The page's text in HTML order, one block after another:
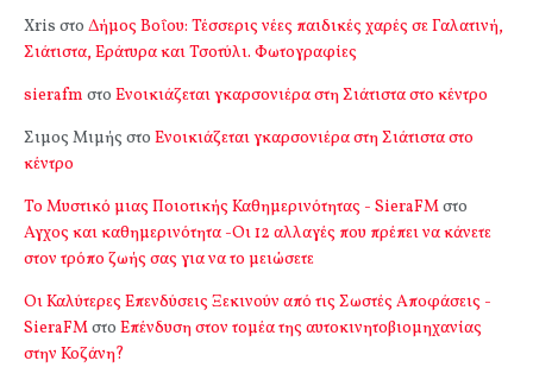
Xris στο Δήμος Βοΐου: Τέσσερις νέες παιδικές χαρές σε Γαλατινή,
Σιάτιστα, Εράτυρα και Τσοτύλι. Φωτογραφίες
sierafm στο Ενοικιάζεται γκαρσονιέρα στη Σιάτιστα στο κέντρο
Σιμος Μιμής στο Ενοικιάζεται γκαρσονιέρα στη Σιάτιστα στο
κέντρο
Το Μυστικό μιας Ποιοτικής Καθημερινότητας - SieraFMστο
Αγχος και καθημερινότητα -Οι 12 αλλαγές που πρέπει να κάνετε
στον τρόπο ζωής σας για να το μειώσετε
Οι Καλύτερες Επενδύσεις Ξεκινούν από τις Σωστές Αποφάσεις -
SieraFMστο Επένδυση στον τομέα της αυτοκινητοβιομηχανίας
στην Κοζάνη?